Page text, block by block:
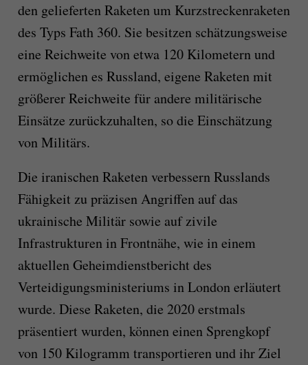
den gelieferten Raketen um Kurzstreckenraketen
des Typs Fath 360. Sie besitzen schätzungsweise
eine Reichweite von etwa 120 Kilometern und
ermöglichen es Russland, eigene Raketen mit
größerer Reichweite für andere militärische
Einsätze zurückzuhalten, so die Einschätzung
von Militärs.
Die iranischen Raketen verbessern Russlands
Fähigkeit zu präzisen Angriffen auf das
ukrainische Militär sowie auf zivile
Infrastrukturen in Frontnähe, wie in einem
aktuellen Geheimdienstbericht des
Verteidigungsministeriums in London erläutert
wurde. Diese Raketen, die 2020 erstmals
präsentiert wurden, können einen Sprengkopf
von 150 Kilogramm transportieren und ihr Ziel